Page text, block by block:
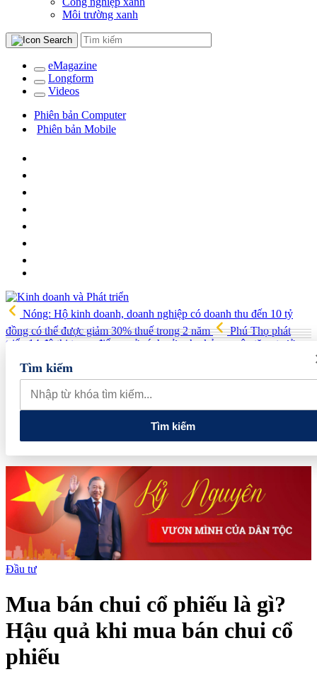
Môi trường xanh
eMagazine
Longform
Videos
Phiên bản Computer
Phiên bản Mobile
Nóng: Hộ kinh doanh, doanh nghiệp có doanh thu đến 10 tỷ
đồng có thể được giảm 30% thuế trong 2 năm
Phú Thọ phát
triển 14 đô thị trọng điểm, mở cánh cửa cho kỷ nguyên tăng trưởng
Vua quạt Trần Đình Tiệp: Từ bán quạt đến TikToker nổi
tiếng và vướng vòng lao lý
Vietnam Sport Show 2026 quy tụ
520 gian hàng, thúc đẩy kết nối ngành thể thao Việt Nam với thế
giới
Thiết kế kiến trúc biểu tượng của Newtown Diamond được
vinh danh tại Dot Property Awards 2026
Tìm kiếm
Tìm kiếm
Đầu tư
Mua bán chui cổ phiếu là gì?
Hậu quả khi mua bán chui cổ
phiếu